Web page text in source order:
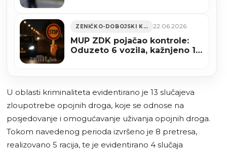
ZENIČKO-DOBOJSKI KANTON 22.06.2026
MUP ZDK pojačao kontrole:
Oduzeto 6 vozila, kažnjeno 16
U oblasti kriminaliteta evidentirano je 13 slučajeva
zloupotrebe opojnih droga, koje se odnose na
posjedovanje i omogućavanje uživanja opojnih droga.
Tokom navedenog perioda izvršeno je 8 pretresa,
realizovano 5 racija, te je evidentirano 4 slučaja